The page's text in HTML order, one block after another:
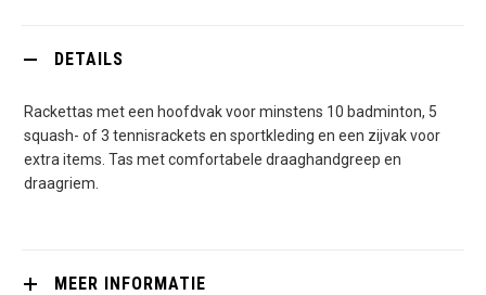
DETAILS
Rackettas met een hoofdvak voor minstens 10 badminton, 5
squash- of 3 tennisrackets en sportkleding en een zijvak voor
extra items. Tas met comfortabele draaghandgreep en
draagriem.
MEER INFORMATIE